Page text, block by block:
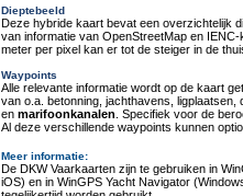
Dieptebeeld
Deze hybride kaart bevat een overzichtelijk
van informatie van OpenStreetMap en
meter per pixel kan er tot de steiger in de
Waypoints
Alle relevante informatie wordt op de kaart
van o.a. betonning, jachthavens,
en marifoonkanalen . Specifiek voor de
Al deze verschillende waypoints kunnen
Meer informatie:
De DKW Vaarkaarten zijn te gebruiken in
iOS) en in WinGPS Yacht Navigator